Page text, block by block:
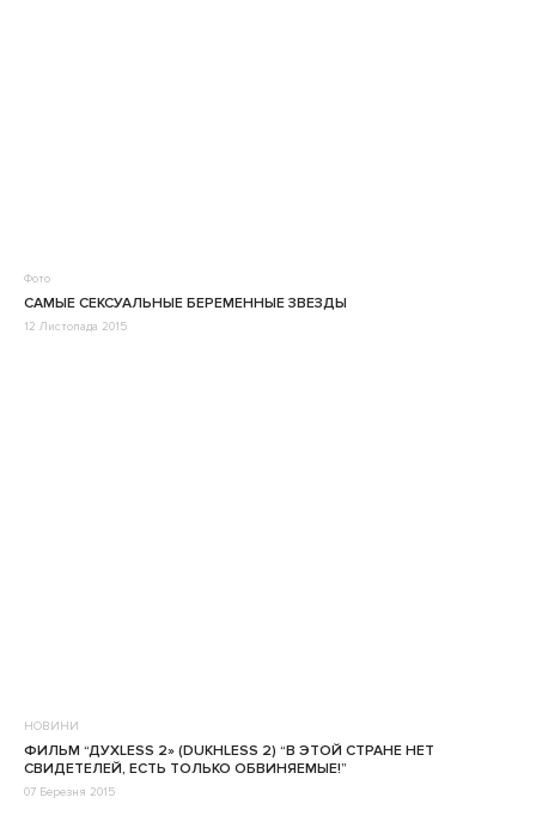
Фото
САМЫЕ СЕКСУАЛЬНЫЕ БЕРЕМЕННЫЕ ЗВЕЗДЫ
12 Листопада 2015
НОВИНИ
ФИЛЬМ “ДУХLESS 2» (DUKHLESS 2) “В ЭТОЙ СТРАНЕ НЕТ
СВИДЕТЕЛЕЙ, ЕСТЬ ТОЛЬКО ОБВИНЯЕМЫЕ!”
07 Березня 2015